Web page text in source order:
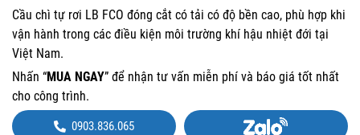
Cầu chì tự rơi LB FCO đóng cắt có tải có độ bền cao, phù hợp khi
vận hành trong các điều kiện môi trường khí hậu nhiệt đới tại
Việt Nam.
Nhấn “MUA NGAY” để nhận tư vấn miễn phí và báo giá tốt nhất
cho công trình.
0903.836.065